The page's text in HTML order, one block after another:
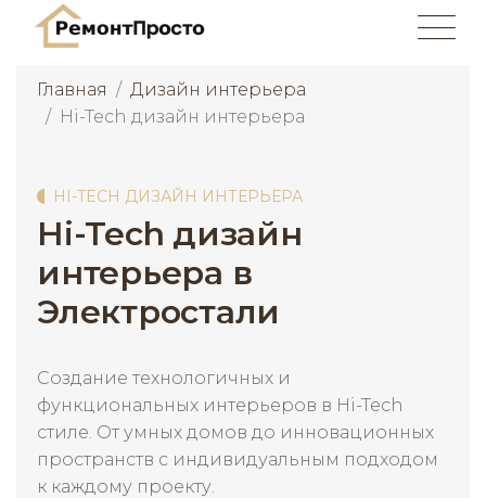
Главная
Дизайн интерьера
Hi-Tech дизайн интерьера
HI-TECH ДИЗАЙН ИНТЕРЬЕРА
Hi-Tech дизайн
интерьера в
Электростали
Создание технологичных и
функциональных интерьеров в Hi-Tech
стиле. От умных домов до инновационных
пространств с индивидуальным подходом
к каждому проекту.